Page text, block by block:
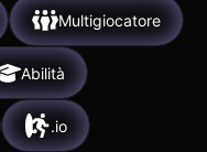
Multigiocatore
Abilità
.io